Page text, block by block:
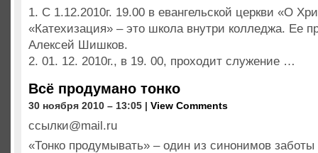
1. С 1.12.2010г. 19.00 в евангельской церкви «О
«Катехизация» – это школа внутри колледжа. Ее
Алексей Шишков.
2. 01. 12. 2010г., в 19. 00, проходит служение …
Всё продумано тонко
30 ноября 2010 – 13:05 | View Comments
ссылки@mail.ru
«Тонко продумывать» – один из синонимов заботы